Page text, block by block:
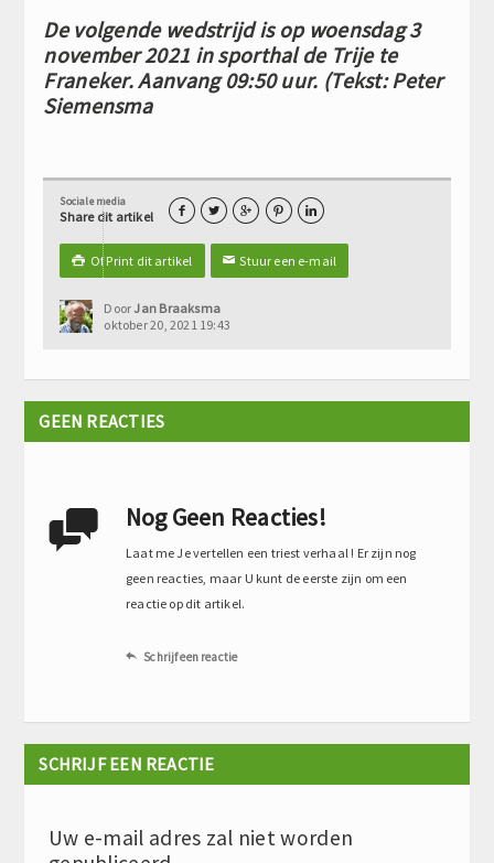
De volgende wedstrijd is op woensdag 3
november 2021 in sporthal de Trije te
Franeker. Aanvang 09:50 uur. (Tekst: Peter
Siemensma
Sociale media
Share dit artikel     
 Of Print dit artikel ✉Stuur een e-mail
DoorJan Braaksma
oktober 20, 2021 19:43
GEEN REACTIES
 Nog Geen Reacties!
Laat me Je vertellen een triest verhaal ! Er zijn nog
geen reacties, maar U kunt de eerste zijn om een
reactie op dit artikel.
 Schrijf een reactie
SCHRIJF EEN REACTIE
Uw e-mail adres zal niet worden